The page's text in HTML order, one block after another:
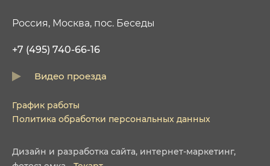
Россия, Москва, пос. Беседы
+7 (495) 740-66-16
Видео проезда
График работы
Политика обработки персональных данных
Дизайн и разработка сайта, интернет-маркетинг,